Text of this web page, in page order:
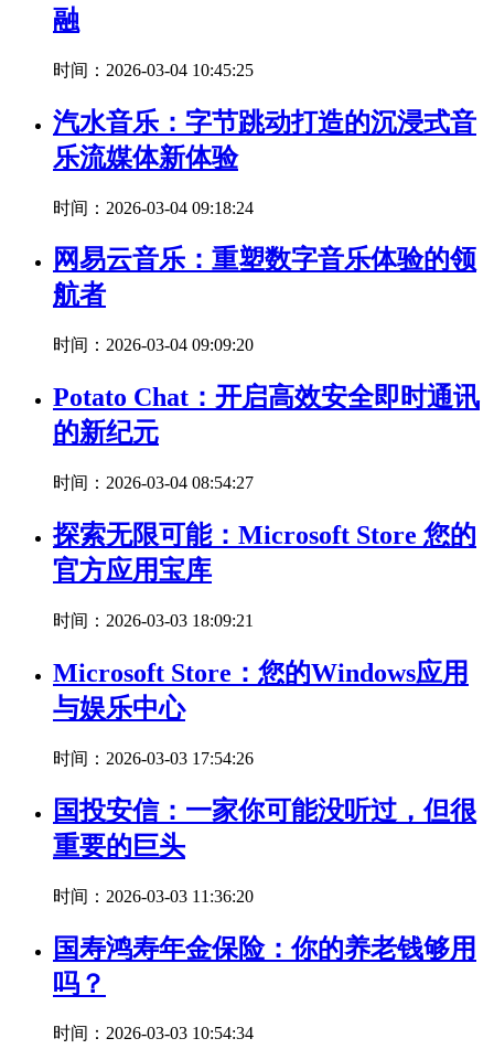
融
时间：2026-03-04 10:45:25
汽水音乐：字节跳动打造的沉浸式音
乐流媒体新体验
时间：2026-03-04 09:18:24
网易云音乐：重塑数字音乐体验的领
航者
时间：2026-03-04 09:09:20
Potato Chat：开启高效安全即时通讯
的新纪元
时间：2026-03-04 08:54:27
探索无限可能：Microsoft Store 您的
官方应用宝库
时间：2026-03-03 18:09:21
Microsoft Store：您的Windows应用
与娱乐中心
时间：2026-03-03 17:54:26
国投安信：一家你可能没听过，但很
重要的巨头
时间：2026-03-03 11:36:20
国寿鸿寿年金保险：你的养老钱够用
吗？
时间：2026-03-03 10:54:34